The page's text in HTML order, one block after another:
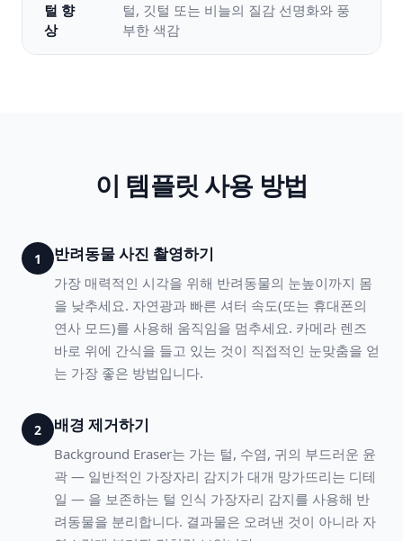
털 향
상
털, 깃털 또는 비늘의 질감 선명화와 풍
부한 색감
이 템플릿 사용 방법
1 반려동물 사진 촬영하기
가장 매력적인 시각을 위해 반려동물의 눈높이까지 몸
을 낮추세요. 자연광과 빠른 셔터 속도(또는 휴대폰의
연사 모드)를 사용해 움직임을 멈추세요. 카메라 렌즈
바로 위에 간식을 들고 있는 것이 직접적인 눈맞춤을 얻
는 가장 좋은 방법입니다.
2 배경 제거하기
Background Eraser는 가는 털, 수염, 귀의 부드러운 윤
곽 — 일반적인 가장자리 감지가 대개 망가뜨리는 디테
일 — 을 보존하는 털 인식 가장자리 감지를 사용해 반
려동물을 분리합니다. 결과물은 오려낸 것이 아니라 자